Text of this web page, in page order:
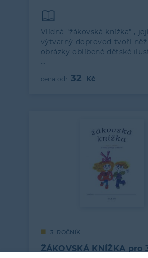
Vlídná "žákovská knížka" ,
výtvarný doprovod tvoří
obrázky oblíbené dětské
…
32
3. ROČNÍK
ŽÁKOVSKÁ KNÍŽKA pro